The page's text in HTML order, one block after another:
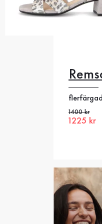
Gammalt
1400 kr
Nytt pris
1225 kr